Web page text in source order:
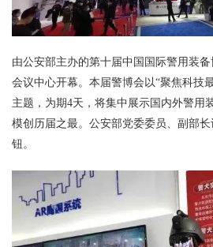
由公安部主办的第十届中国国际警用装
会议中心开幕。本届警博会以“聚焦科技
主题，为期4天，将集中展示国内外警用
模创历届之最。公安部党委委员、副部
钮。